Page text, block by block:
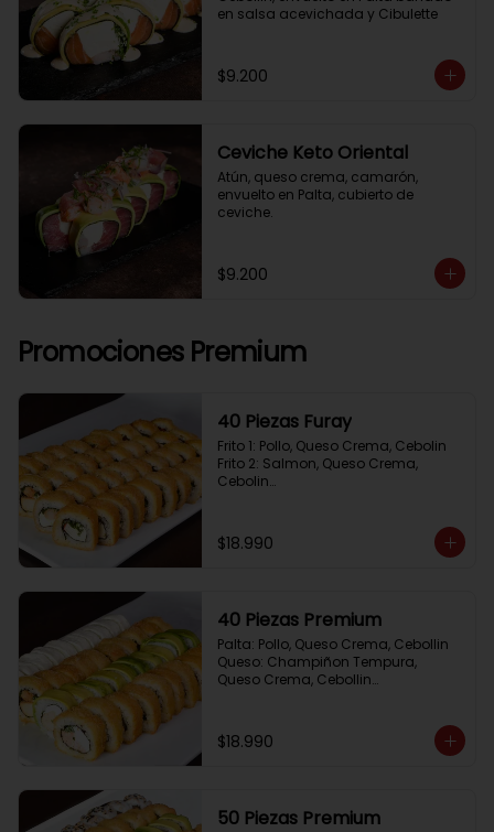
en salsa acevichada y Cibulette
$9.200
Ceviche Keto Oriental
Atún, queso crema, camarón,
envuelto en Palta, cubierto de
ceviche.
$9.200
Promociones Premium
40 Piezas Furay
Frito 1: Pollo, Queso Crema, Cebolin
Frito 2: Salmon, Queso Crema,
Cebolin
Frito 4: Kanikama, Queso Crema,
Cebollin
$18.990
40 Piezas Premium
Palta: Pollo, Queso Crema, Cebollin
Queso: Champiñon Tempura,
Queso Crema, Cebollin
Cebollin
$18.990
50 Piezas Premium